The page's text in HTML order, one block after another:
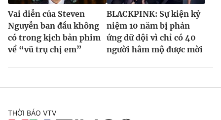
Vai diễn của Steven
Nguyễn ban đầu không
có trong kịch bản phim
về “vũ trụ chị em”
BLACKPINK: Sự kiện kỷ
niệm 10 năm bị phản
ứng dữ dội vì chỉ có 40
người hâm mộ được mời
THỜI BÁO VTV